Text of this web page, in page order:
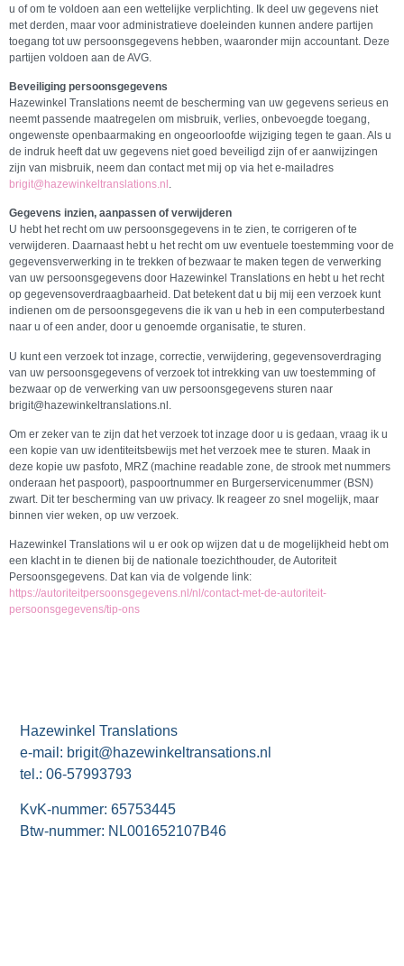
u of om te voldoen aan een wettelijke verplichting. Ik deel uw gegevens niet
met derden, maar voor administratieve doeleinden kunnen andere partijen
toegang tot uw persoonsgegevens hebben, waaronder mijn accountant. Deze
partijen voldoen aan de AVG.
Beveiliging persoonsgegevens
Hazewinkel Translations neemt de bescherming van uw gegevens serieus en
neemt passende maatregelen om misbruik, verlies, onbevoegde toegang,
ongewenste openbaarmaking en ongeoorloofde wijziging tegen te gaan. Als u
de indruk heeft dat uw gegevens niet goed beveiligd zijn of er aanwijzingen
zijn van misbruik, neem dan contact met mij op via het e-mailadres
brigit@hazewinkeltranslations.nl .
Gegevens inzien, aanpassen of verwijderen
U hebt het recht om uw persoonsgegevens in te zien, te corrigeren of te
verwijderen. Daarnaast hebt u het recht om uw eventuele toestemming voor de
gegevensverwerking in te trekken of bezwaar te maken tegen de verwerking
van uw persoonsgegevens door Hazewinkel Translations en hebt u het recht
op gegevensoverdraagbaarheid. Dat betekent dat u bij mij een verzoek kunt
indienen om de persoonsgegevens die ik van u heb in een computerbestand
naar u of een ander, door u genoemde organisatie, te sturen.
U kunt een verzoek tot inzage, correctie, verwijdering, gegevensoverdraging
van uw persoonsgegevens of verzoek tot intrekking van uw toestemming of
bezwaar op de verwerking van uw persoonsgegevens sturen naar
brigit@hazewinkeltranslations.nl.
Om er zeker van te zijn dat het verzoek tot inzage door u is gedaan, vraag ik u
een kopie van uw identiteitsbewijs met het verzoek mee te sturen. Maak in
deze kopie uw pasfoto, MRZ (machine readable zone, de strook met nummers
onderaan het paspoort), paspoortnummer en Burgerservicenummer (BSN)
zwart. Dit ter bescherming van uw privacy. Ik reageer zo snel mogelijk, maar
binnen vier weken, op uw verzoek.
Hazewinkel Translations wil u er ook op wijzen dat u de mogelijkheid hebt om
een klacht in te dienen bij de nationale toezichthouder, de Autoriteit
Persoonsgegevens. Dat kan via de volgende link:
https://autoriteitpersoonsgegevens.nl/nl/contact-met-de-autoriteit-
persoonsgegevens/tip-ons
Hazewinkel Translations
e-mail: brigit@hazewinkeltransations.nl
tel.: 06-57993793
KvK-nummer: 65753445
Btw-nummer: NL001652107B46